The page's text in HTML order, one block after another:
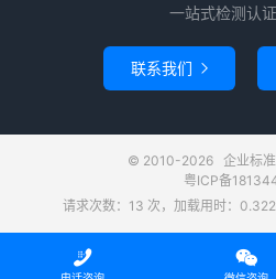
一站式检测认证
联系我们 
© 2010-2026 企业标
粤ICP备
请求次数：13 次，加载用时：
 